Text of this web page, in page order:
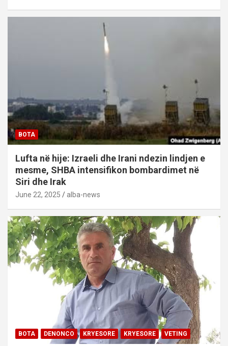
BOTA
Lufta në hije: Izraeli dhe Irani ndezin lindjen e
mesme, SHBA intensifikon bombardimet në
Siri dhe Irak
June 22, 2025 alba-news
BOTA DENONCO KRYESORE KRYESORE VETING